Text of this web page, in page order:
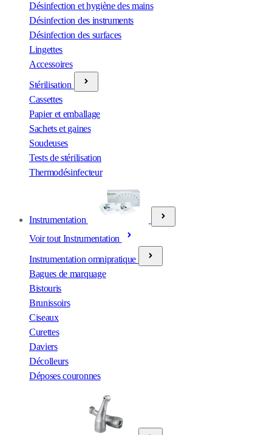
Désinfection et hygiène des mains
Désinfection des instruments
Désinfection des surfaces
Lingettes
Accessoires
Stérilisation
Cassettes
Papier et emballage
Sachets et gaines
Soudeuses
Tests de stérilisation
Thermodésinfecteur
Instrumentation
Voir tout Instrumentation
Instrumentation omnipratique
Bagues de marquage
Bistouris
Brunissoirs
Ciseaux
Curettes
Daviers
Décolleurs
Déposes couronnes